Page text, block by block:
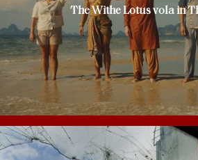
The Withe Lotus vola in